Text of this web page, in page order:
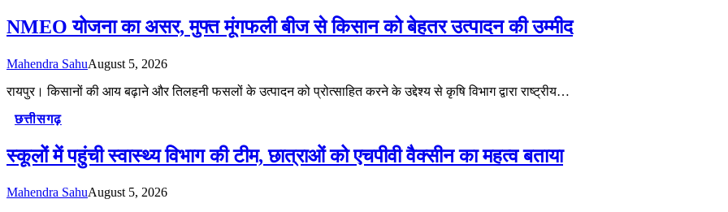
NMEO योजना का असर, मुफ्त मूंगफली बीज से किसान को बेहतर उत्पादन की उम्मीद
Mahendra SahuAugust 5, 2026
रायपुर। किसानों की आय बढ़ाने और तिलहनी फसलों के उत्पादन को प्रोत्साहित करने के उद्देश्य से कृषि विभाग द्वारा राष्ट्रीय…
छत्तीसगढ़
स्कूलों में पहुंची स्वास्थ्य विभाग की टीम, छात्राओं को एचपीवी वैक्सीन का महत्व बताया
Mahendra SahuAugust 5, 2026